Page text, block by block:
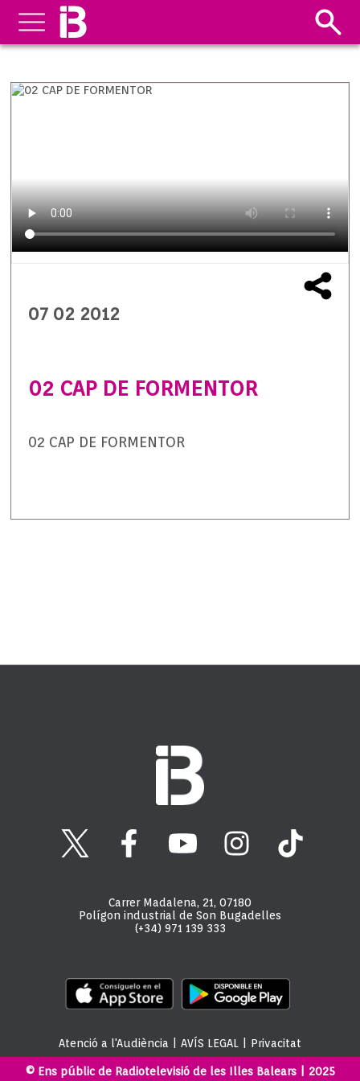
07 02 2012
02 CAP DE FORMENTOR
02 CAP DE FORMENTOR
Carrer Madalena, 21, 07180
Polígon industrial de Son Bugadelles
(+34) 971 139 333
Atenció a l'Audiència AVÍS LEGAL Privacitat
© Ens públic de Radiotelevisió de les Illes Balears | 2025